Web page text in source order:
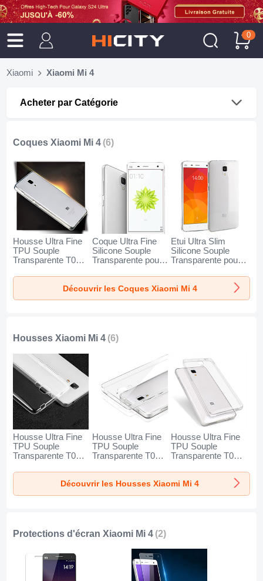
0
Xiaomi Xiaomi Mi 4
Acheter par Catégorie
Coques Xiaomi Mi 4 (6)
Housse Ultra Fine
TPU Souple
Transparente T03
Clair
Coque Ultra Fine
Silicone Souple
Transparente pour
Etui Ultra Slim
Silicone Souple
Transparente pour
Découvrir les Coques Xiaomi Mi 4
Housses Xiaomi Mi 4 (6)
Housse Ultra Fine
TPU Souple
Transparente T02
Clair
Housse Ultra Fine
TPU Souple
Transparente T04
Clair
Housse Ultra Fine
TPU Souple
Transparente T05
Clair
Découvrir les Housses Xiaomi Mi 4
Protections d'écran Xiaomi Mi 4 (2)